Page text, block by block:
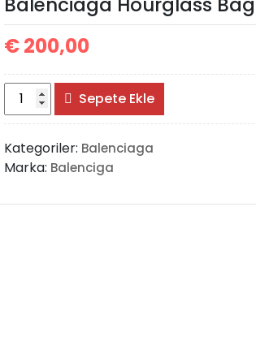
€200,00
Balenciaga
Hourglass
Bag
adet
Sepete Ekle
Kategoriler: Balenciaga
Marka: Balenciga